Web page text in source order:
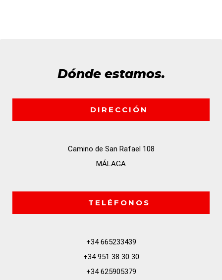
Dónde estamos.
DIRECCIÓN
Camino de San Rafael 108
MÁLAGA
TELÉFONOS
+34 665233439
+34 951 38 30 30
+34 625905379